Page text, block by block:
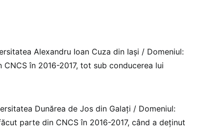
Alexandru Ioan Cuza din Iași / Domeniul:
în 2016-2017, tot sub conducerea lui
Dunărea de Jos din Galați / Domeniul:
parte din CNCS în 2016-2017, când a deținut